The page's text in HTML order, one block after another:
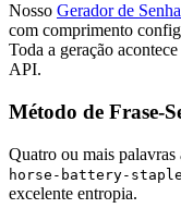
Nosso Gerador de
com comprimento
Toda a geração
API.
Método de Frase-
Quatro ou mais palavras
horse-battery-staple
excelente entropia.